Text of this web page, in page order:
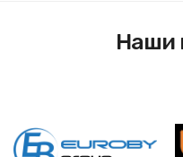
Наши